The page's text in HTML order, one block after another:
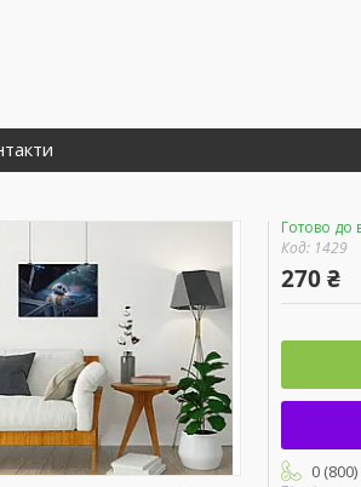
Готово до
Код: 1429
270 ₴
0